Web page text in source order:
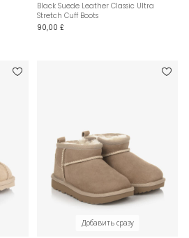
Black Suede Leather Classic Ultra
Stretch Cuff Boots
90,00 £
Добавить сразу